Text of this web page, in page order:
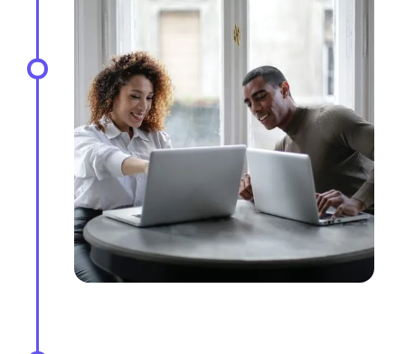
- Développer des logiciels à intégrer aux
systèmes dorsaux internes
- Effectuer une analyse des causes
profondes des erreurs de production et
résoudre les problèmes techniques
Expert En Cybersécurité